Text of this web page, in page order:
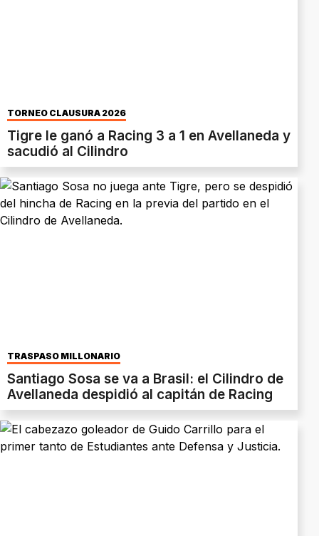
TORNEO CLAUSURA 2026
Tigre le ganó a Racing 3 a 1 en Avellaneda y
sacudió al Cilindro
TRASPASO MILLONARIO
Santiago Sosa se va a Brasil: el Cilindro de
Avellaneda despidió al capitán de Racing